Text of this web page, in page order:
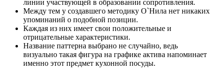
линии участвующей в образовании сопротивления.
Между тем у создавшего методику О`Нила нет никаких
упоминаний о подобной позиции.
Каждая из них имеет свои положительные и
отрицательные характеристики.
Название паттерна выбрано не случайно, ведь
визуально такая фигура на графике актива напоминает
именно этот предмет кухонной посуды.